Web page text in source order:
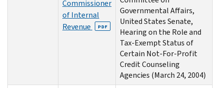
Commissioner
of Internal
Revenue
PDF
Governmental Affairs,
United States Senate,
Hearing on the Role and
Tax-Exempt Status of
Certain Not-For-Profit
Credit Counseling
Agencies (March 24, 2004)